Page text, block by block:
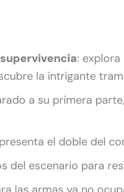
:
la intrigante
a su primera
el doble del
del escenario para